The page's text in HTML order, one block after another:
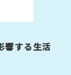
響する生活